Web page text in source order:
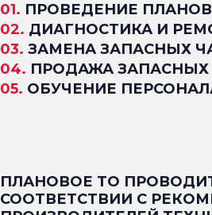
ПРОВЕДЕНИЕ
ДИАГНОСТИКА И
ЗАМЕНА ЗАПАСНЫХ
ПРОДАЖА ЗАПАСНЫХ
ОБУЧЕНИЕ
ПЛАНОВОЕ ТО
СООТВЕТСТВИИ С